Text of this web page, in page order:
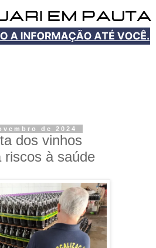
de 2024
dos vinhos
riscos à saúde